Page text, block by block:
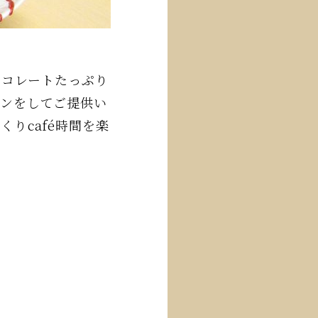
レートたっぷり
をしてご提供い
りcafé時間を楽